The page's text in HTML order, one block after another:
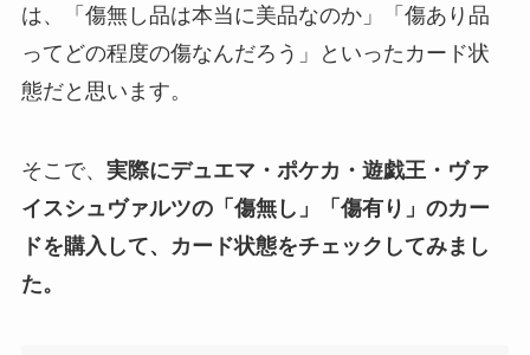
は、「傷無し品は本当に美品なのか」「傷あり品
ってどの程度の傷なんだろう」といったカード状
態だと思います。
そこで、 実際にデュエマ・ポケカ・遊戯王・ヴァ
イスシュヴァルツの「傷無し」「傷有り」のカー
ドを購入して、カード状態をチェックしてみまし
た。